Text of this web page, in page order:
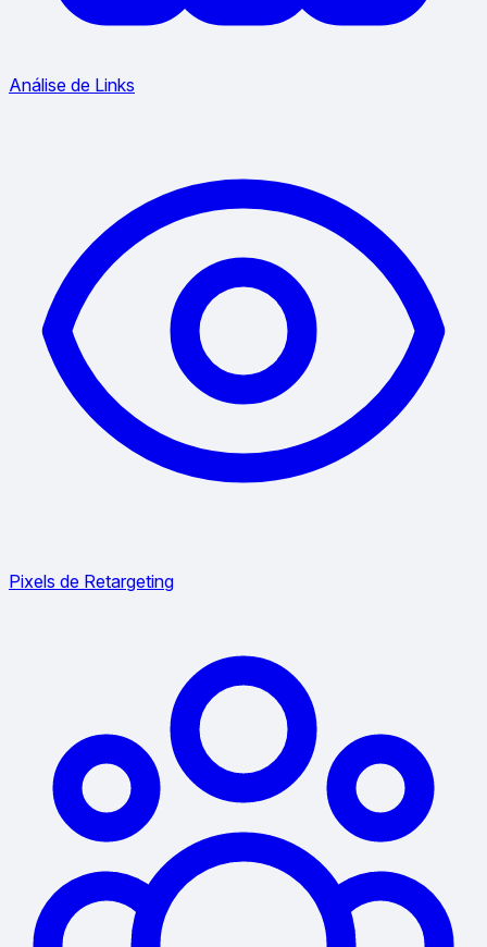
Análise de Links
Pixels de Retargeting